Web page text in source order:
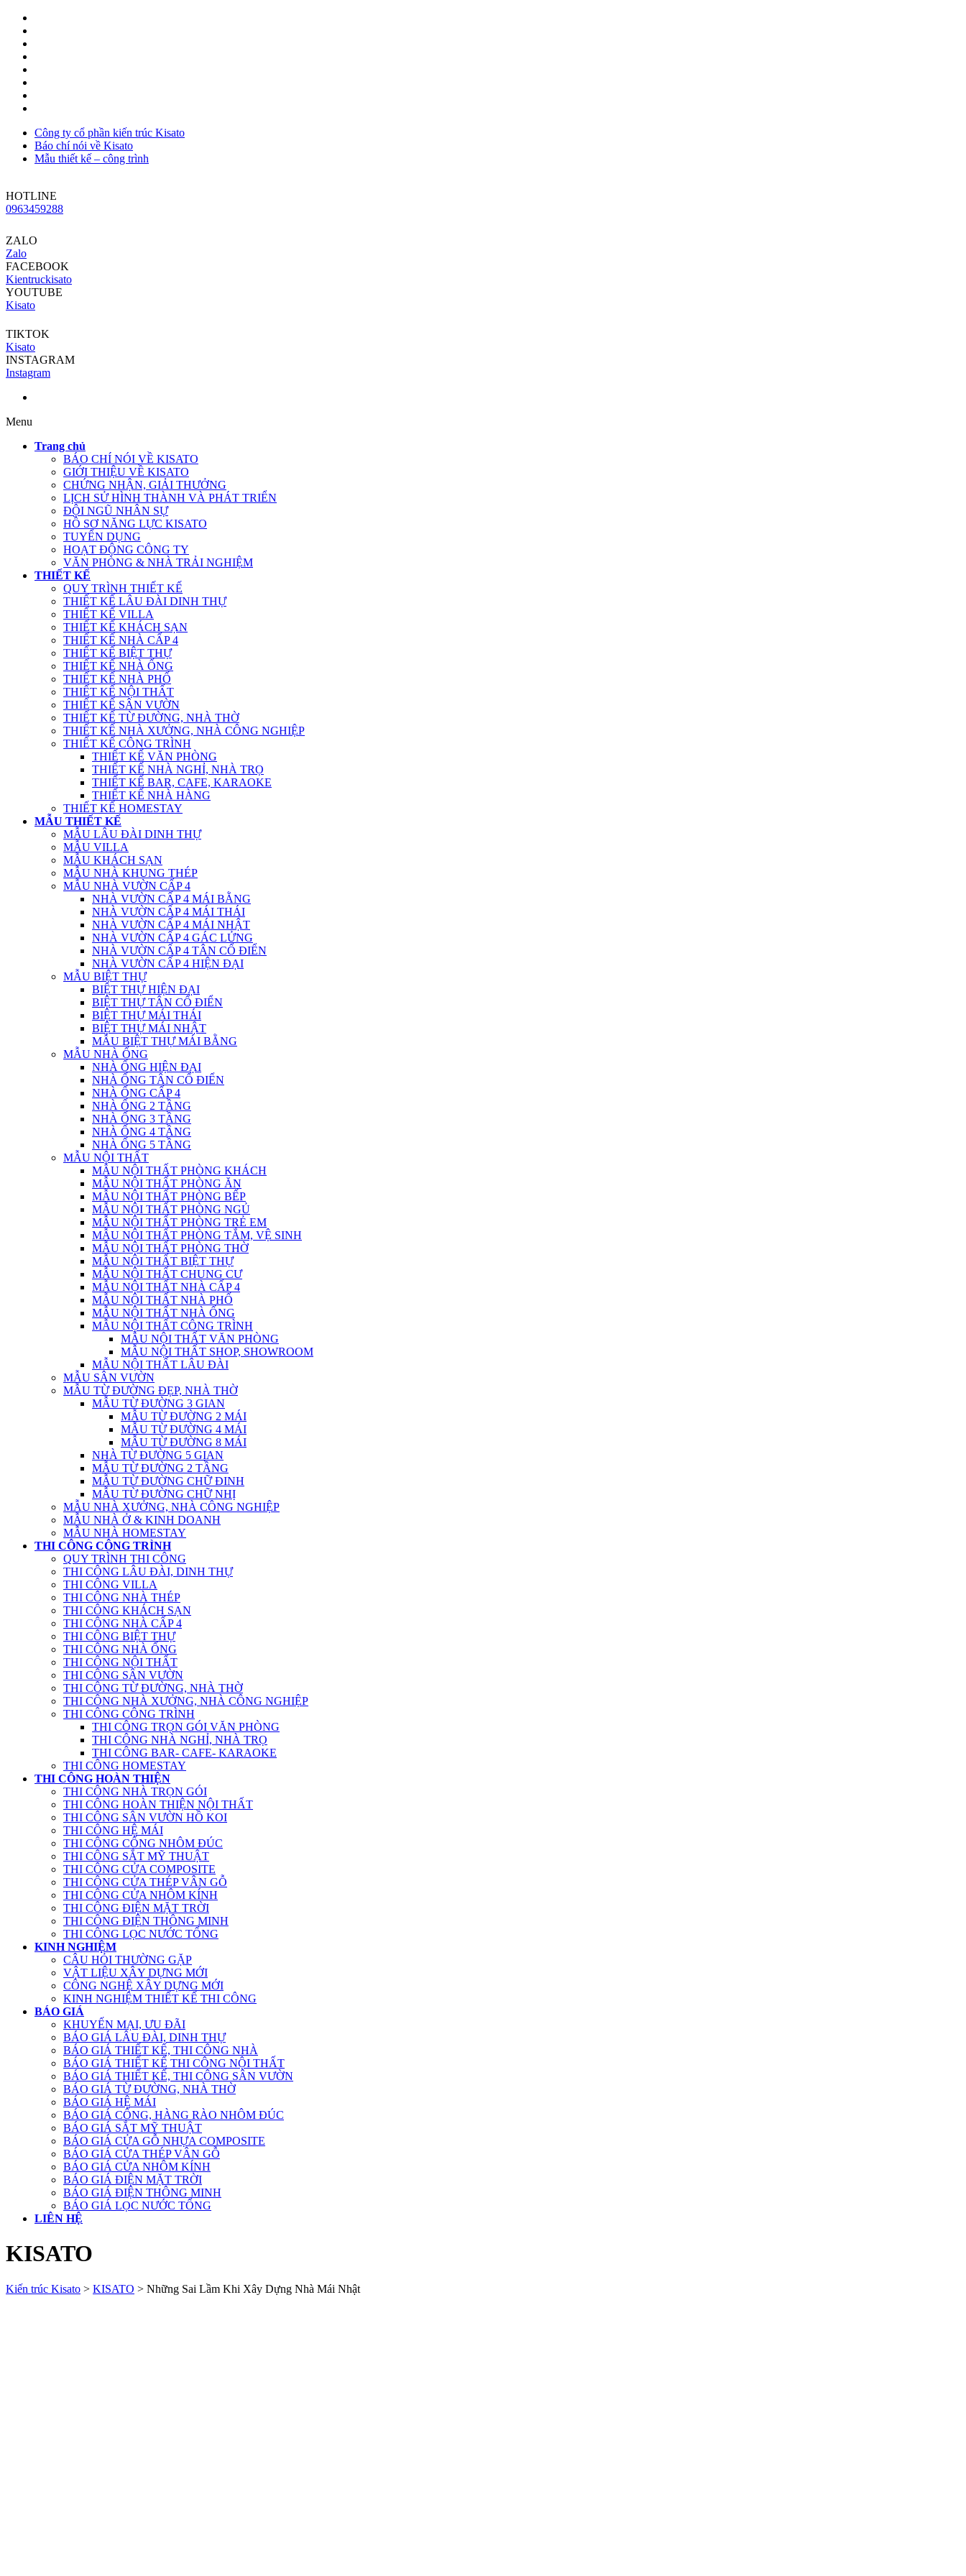
Công ty cổ phần kiến trúc Kisato
Báo chí nói về Kisato
Mẫu thiết kế – công trình
HOTLINE
0963459288
ZALO
Zalo
FACEBOOK
Kientruckisato
YOUTUBE
Kisato
TIKTOK
Kisato
INSTAGRAM
Instagram
Menu
Trang chủ
BÁO CHÍ NÓI VỀ KISATO
GIỚI THIỆU VỀ KISATO
CHỨNG NHẬN, GIẢI THƯỞNG
LỊCH SỬ HÌNH THÀNH VÀ PHÁT TRIỂN
ĐỘI NGŨ NHÂN SỰ
HỒ SƠ NĂNG LỰC KISATO
TUYỂN DỤNG
HOẠT ĐỘNG CÔNG TY
VĂN PHÒNG & NHÀ TRẢI NGHIỆM
THIẾT KẾ
QUY TRÌNH THIẾT KẾ
THIẾT KẾ LÂU ĐÀI DINH THỰ
THIẾT KẾ VILLA
THIẾT KẾ KHÁCH SẠN
THIẾT KẾ NHÀ CẤP 4
THIẾT KẾ BIỆT THỰ
THIẾT KẾ NHÀ ỐNG
THIẾT KẾ NHÀ PHỐ
THIẾT KẾ NỘI THẤT
THIẾT KẾ SÂN VƯỜN
THIẾT KẾ TỪ ĐƯỜNG, NHÀ THỜ
THIẾT KẾ NHÀ XƯỞNG, NHÀ CÔNG NGHIỆP
THIẾT KẾ CÔNG TRÌNH
THIẾT KẾ VĂN PHÒNG
THIẾT KẾ NHÀ NGHỈ, NHÀ TRỌ
THIẾT KẾ BAR, CAFE, KARAOKE
THIẾT KẾ NHÀ HÀNG
THIẾT KẾ HOMESTAY
MẪU THIẾT KẾ
MẪU LÂU ĐÀI DINH THỰ
MẪU VILLA
MẪU KHÁCH SẠN
MẪU NHÀ KHUNG THÉP
MẪU NHÀ VƯỜN CẤP 4
NHÀ VƯỜN CẤP 4 MÁI BẰNG
NHÀ VƯỜN CẤP 4 MÁI THÁI
NHÀ VƯỜN CẤP 4 MÁI NHẬT
NHÀ VƯỜN CẤP 4 GÁC LỬNG
NHÀ VƯỜN CẤP 4 TÂN CỔ ĐIỂN
NHÀ VƯỜN CẤP 4 HIỆN ĐẠI
MẪU BIỆT THỰ
BIỆT THỰ HIỆN ĐẠI
BIỆT THỰ TÂN CỔ ĐIỂN
BIỆT THỰ MÁI THÁI
BIỆT THỰ MÁI NHẬT
MẪU BIỆT THỰ MÁI BẰNG
MẪU NHÀ ỐNG
NHÀ ỐNG HIỆN ĐẠI
NHÀ ỐNG TÂN CỔ ĐIỂN
NHÀ ỐNG CẤP 4
NHÀ ỐNG 2 TẦNG
NHÀ ỐNG 3 TẦNG
NHÀ ỐNG 4 TẦNG
NHÀ ỐNG 5 TẦNG
MẪU NỘI THẤT
MẪU NỘI THẤT PHÒNG KHÁCH
MẪU NỘI THẤT PHÒNG ĂN
MẪU NỘI THẤT PHÒNG BẾP
MẪU NỘI THẤT PHÒNG NGỦ
MẪU NỘI THẤT PHÒNG TRẺ EM
MẪU NỘI THẤT PHÒNG TẮM, VỆ SINH
MẪU NỘI THẤT PHÒNG THỜ
MẪU NỘI THẤT BIỆT THỰ
MẪU NỘI THẤT CHUNG CƯ
MẪU NỘI THẤT NHÀ CẤP 4
MẪU NỘI THẤT NHÀ PHỐ
MẪU NỘI THẤT NHÀ ỐNG
MẪU NỘI THẤT CÔNG TRÌNH
MẪU NỘI THẤT VĂN PHÒNG
MẪU NỘI THẤT SHOP, SHOWROOM
MẪU NỘI THẤT LÂU ĐÀI
MẪU SÂN VƯỜN
MẪU TỪ ĐƯỜNG ĐẸP, NHÀ THỜ
MẪU TỪ ĐƯỜNG 3 GIAN
MẪU TỪ ĐƯỜNG 2 MÁI
MẪU TỪ ĐƯỜNG 4 MÁI
MẪU TỪ ĐƯỜNG 8 MÁI
NHÀ TỪ ĐƯỜNG 5 GIAN
MẪU TỪ ĐƯỜNG 2 TẦNG
MẪU TỪ ĐƯỜNG CHỮ ĐINH
MẪU TỪ ĐƯỜNG CHỮ NHỊ
MẪU NHÀ XƯỞNG, NHÀ CÔNG NGHIỆP
MẪU NHÀ Ở & KINH DOANH
MẪU NHÀ HOMESTAY
THI CÔNG CÔNG TRÌNH
QUY TRÌNH THI CÔNG
THI CÔNG LÂU ĐÀI, DINH THỰ
THI CÔNG VILLA
THI CÔNG NHÀ THÉP
THI CÔNG KHÁCH SẠN
THI CÔNG NHÀ CẤP 4
THI CÔNG BIỆT THỰ
THI CÔNG NHÀ ỐNG
THI CÔNG NỘI THẤT
THI CÔNG SÂN VƯỜN
THI CÔNG TỪ ĐƯỜNG, NHÀ THỜ
THI CÔNG NHÀ XƯỞNG, NHÀ CÔNG NGHIỆP
THI CÔNG CÔNG TRÌNH
THI CÔNG TRỌN GÓI VĂN PHÒNG
THI CÔNG NHÀ NGHỈ, NHÀ TRỌ
THI CÔNG BAR- CAFE- KARAOKE
THI CÔNG HOMESTAY
THI CÔNG HOÀN THIỆN
THI CÔNG NHÀ TRỌN GÓI
THI CÔNG HOÀN THIỆN NỘI THẤT
THI CÔNG SÂN VƯỜN HỒ KOI
THI CÔNG HỆ MÁI
THI CÔNG CỔNG NHÔM ĐÚC
THI CÔNG SẮT MỸ THUẬT
THI CÔNG CỬA COMPOSITE
THI CÔNG CỬA THÉP VÂN GỖ
THI CÔNG CỬA NHÔM KÍNH
THI CÔNG ĐIỆN MẶT TRỜI
THI CÔNG ĐIỆN THÔNG MINH
THI CÔNG LỌC NƯỚC TỔNG
KINH NGHIỆM
CÂU HỎI THƯỜNG GẶP
VẬT LIỆU XÂY DỰNG MỚI
CÔNG NGHỆ XÂY DỰNG MỚI
KINH NGHIỆM THIẾT KẾ THI CÔNG
BÁO GIÁ
KHUYẾN MẠI, ƯU ĐÃI
BÁO GIÁ LÂU ĐÀI, DINH THỰ
BÁO GIÁ THIẾT KẾ, THI CÔNG NHÀ
BÁO GIÁ THIẾT KẾ THI CÔNG NỘI THẤT
BÁO GIÁ THIẾT KẾ, THI CÔNG SÂN VƯỜN
BÁO GIÁ TỪ ĐƯỜNG, NHÀ THỜ
BÁO GIÁ HỆ MÁI
BÁO GIÁ CỔNG, HÀNG RÀO NHÔM ĐÚC
BÁO GIÁ SẮT MỸ THUẬT
BÁO GIÁ CỬA GỖ NHỰA COMPOSITE
BÁO GIÁ CỬA THÉP VÂN GỖ
BÁO GIÁ CỬA NHÔM KÍNH
BÁO GIÁ ĐIỆN MẶT TRỜI
BÁO GIÁ ĐIỆN THÔNG MINH
BÁO GIÁ LỌC NƯỚC TỔNG
LIÊN HỆ
KISATO
Kiến trúc Kisato > KISATO > Những Sai Lầm Khi Xây Dựng Nhà Mái Nhật